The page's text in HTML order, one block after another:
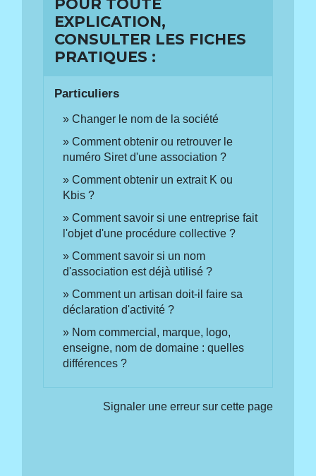
POUR TOUTE
EXPLICATION,
CONSULTER LES FICHES
PRATIQUES :
Particuliers
Changer le nom de la société
Comment obtenir ou retrouver le
numéro Siret d'une association ?
Comment obtenir un extrait K ou
Kbis ?
Comment savoir si une entreprise fait
l'objet d'une procédure collective ?
Comment savoir si un nom
d'association est déjà utilisé ?
Comment un artisan doit-il faire sa
déclaration d'activité ?
Nom commercial, marque, logo,
enseigne, nom de domaine : quelles
différences ?
Signaler une erreur sur cette page